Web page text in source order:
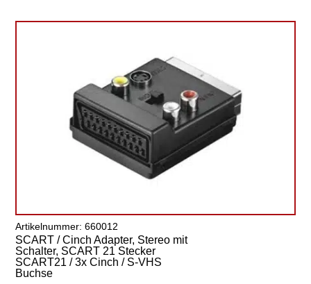
Artikelnummer: 660012
SCART / Cinch Adapter, Stereo mit
Schalter, SCART 21 Stecker
SCART21 / 3x Cinch / S-VHS
Buchse